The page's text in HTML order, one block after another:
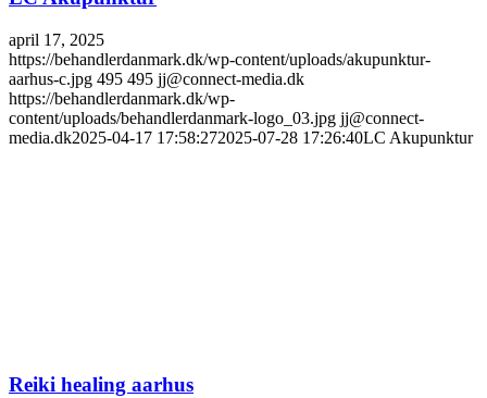
april 17, 2025
https://behandlerdanmark.dk/wp-content/uploads/akupunktur-
aarhus-c.jpg 495 495 jj@connect-media.dk
https://behandlerdanmark.dk/wp-
content/uploads/behandlerdanmark-logo_03.jpg jj@connect-
media.dk2025-04-17 17:58:272025-07-28 17:26:40LC Akupunktur
Reiki healing aarhus